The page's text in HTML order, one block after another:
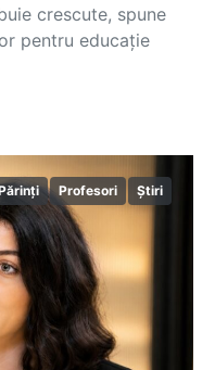
crescute, spune
pentru educație
Profesori Știri